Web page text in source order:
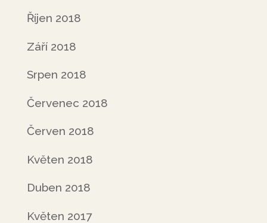
Říjen 2018
Září 2018
Srpen 2018
Červenec 2018
Červen 2018
Květen 2018
Duben 2018
Květen 2017